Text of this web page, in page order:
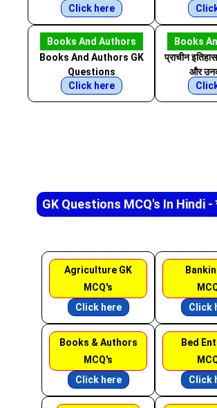
Click here
Books And Authors
Books And Authors GK
Questions
Click here
Books
प्राचीन
और
GK Questions MCQ's In Hindi -
Agriculture GK
MCQ's
Click here
Click
Books & Authors
MCQ's
Click here
Bed
Click